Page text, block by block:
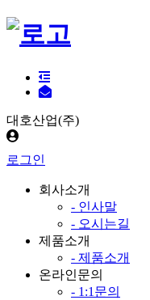
대호산업(주)
로그인
회사소개
- 인사말
- 오시는길
제품소개
- 제품소개
온라인문의
- 1:1문의